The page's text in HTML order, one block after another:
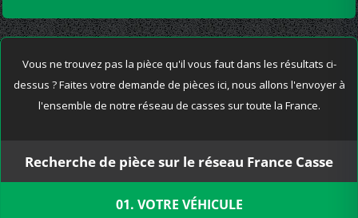
Vous ne trouvez pas la pièce qu'il vous faut dans les résultats ci-
dessus ? Faites votre demande de pièces ici, nous allons l'envoyer à
l'ensemble de notre réseau de casses sur toute la France.
Recherche de pièce sur le réseau France Casse
01. VOTRE VÉHICULE